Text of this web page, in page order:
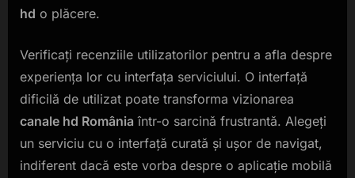
hd o plăcere.
Verificați recenziile utilizatorilor pentru a afla despre
experiența lor cu interfața serviciului. O interfață
dificilă de utilizat poate transforma vizionarea
canale hd România într-o sarcină frustrantă. Alegeți
un serviciu cu o interfață curată și ușor de navigat,
indiferent dacă este vorba despre o aplicație mobilă